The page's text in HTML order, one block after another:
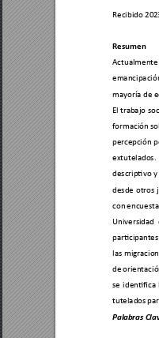
Recibido 20
Resumen
mayoría de
El trabajo soc
formación
percepción
extutelados.
descriptivo y
desde otros
con
Universidad
participant
las m
de o
se identifica
tutelados
Palabras